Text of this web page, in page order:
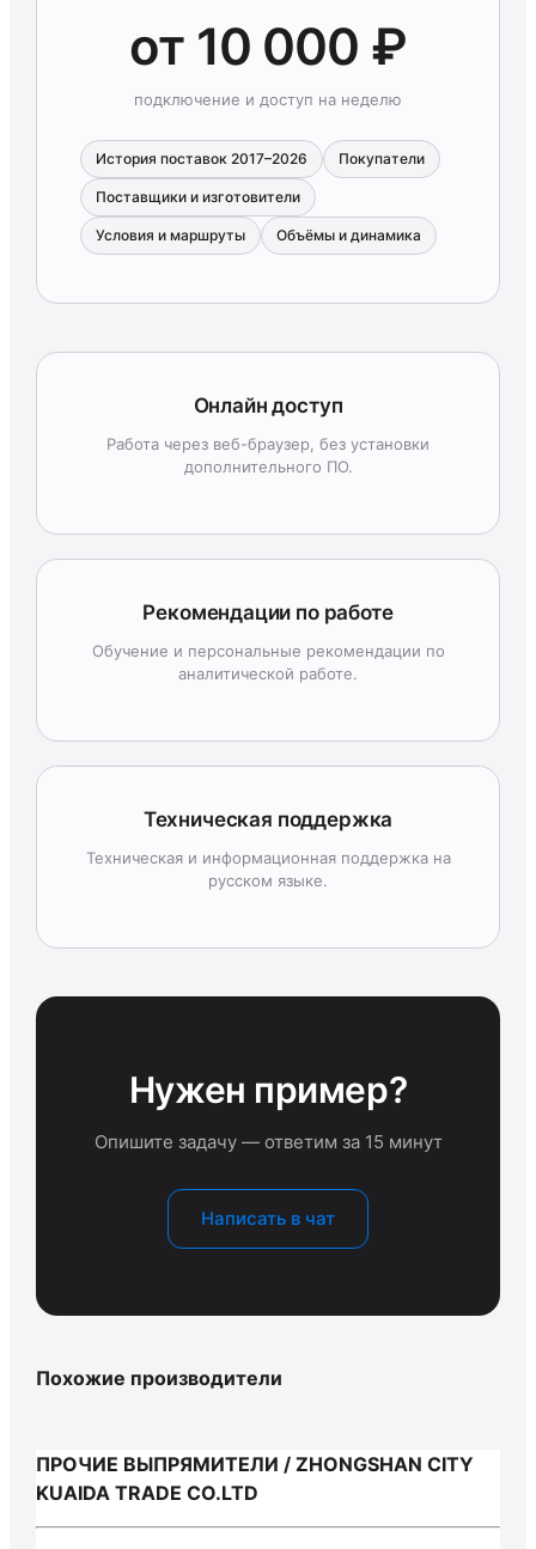
от 10 000 ₽
подключение и доступ на неделю
История поставок 2017–2026 Покупатели
Поставщики и изготовители
Условия и маршруты Объёмы и динамика
Онлайн доступ
Работа через веб-браузер, без установки
дополнительного ПО.
Рекомендации по работе
Обучение и персональные рекомендации по
аналитической работе.
Техническая поддержка
Техническая и информационная поддержка на
русском языке.
Нужен пример?
Опишите задачу — ответим за 15 минут
Написать в чат
Похожие производители
ПРОЧИЕ ВЫПРЯМИТЕЛИ / ZHONGSHAN CITY
KUAIDA TRADE CO.LTD